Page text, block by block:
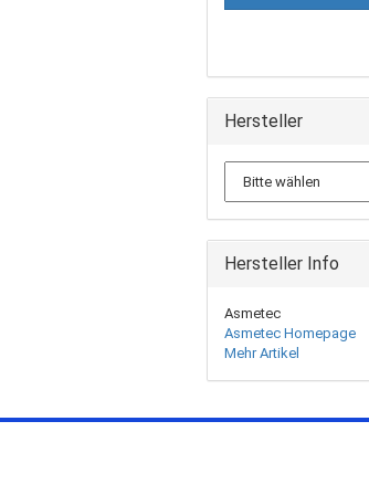
Hersteller
Hersteller Info
Asmetec
Asmetec Homepage
Mehr Artikel